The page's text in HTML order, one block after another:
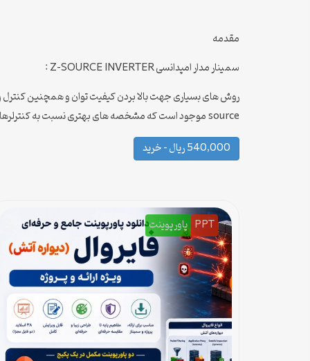
مقدمه
سمینار مدار امپدانسی Z-SOURCE INVERTER :
روش های بسیاری جهت بالا بردن کیفیت توان و همچنین کنترل
source موجود است که مشخصه های بهتری نسبت به کنترلرهای دیگر می تواند ارائه کند و در تمام انواع مبدلها اعم از dc-ac و dc-dc و ac-dc و ac-ac درانیورترها در هر دو حالت ولتاژی و جریانی می تواند بکار رود.
540,000 ریال – خرید
PPT پاورپوینت